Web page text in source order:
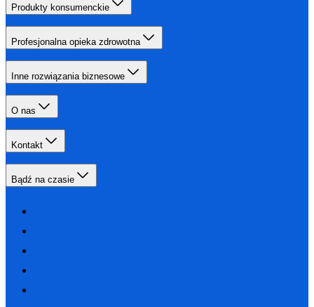
Produkty konsumenckie
Profesjonalna opieka zdrowotna
Inne rozwiązania biznesowe
O nas
Kontakt
Bądź na czasie